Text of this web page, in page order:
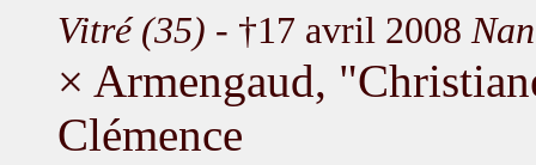
Vitré (35) - †17 avril 2008
× Armengaud,
Clémence